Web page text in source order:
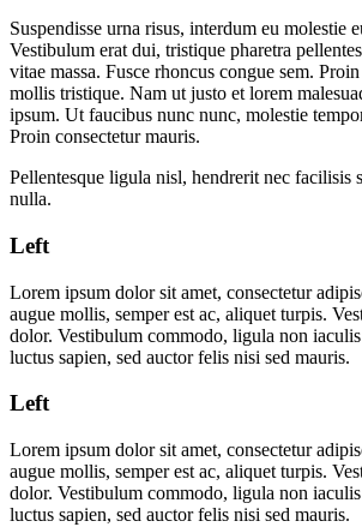
Suspendisse urna risus, interdum eu molestie
Vestibulum erat dui, tristique pharetra
vitae massa. Fusce rhoncus congue sem.
mollis tristique. Nam ut justo et lorem
ipsum. Ut faucibus nunc nunc, molestie
Proin consectetur mauris.
Pellentesque ligula nisl, hendrerit nec facilisis
nulla.
Left
Lorem ipsum dolor sit amet, consectetur
augue mollis, semper est ac, aliquet turpis.
dolor. Vestibulum commodo, ligula non
luctus sapien, sed auctor felis nisi sed mauris.
Left
Lorem ipsum dolor sit amet, consectetur
augue mollis, semper est ac, aliquet turpis.
dolor. Vestibulum commodo, ligula non
luctus sapien, sed auctor felis nisi sed mauris.